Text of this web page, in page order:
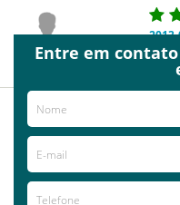
Anonymous
Anonymous
Entre em